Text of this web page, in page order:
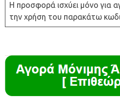
Η προσφορά ισχύει μόνο για
την χρήση του παρακάτω